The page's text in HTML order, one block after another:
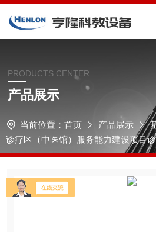
PRODUCTS CENTER
产品展示
当前位置： 首页 产品展示
诊疗区（中医馆）服务能力建设项目
设备
康复训练用阶梯（双向）